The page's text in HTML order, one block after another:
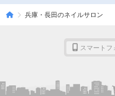
兵庫・長田のネイルサロン
スマートフ